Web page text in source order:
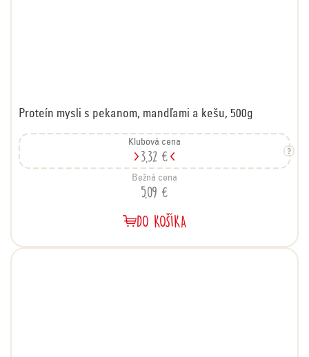
Proteín mysli s pekanom, mandľami a kešu, 500g
Klubová cena
3,32 €
Bežná cena
5,09 €
DO KOŠÍKA